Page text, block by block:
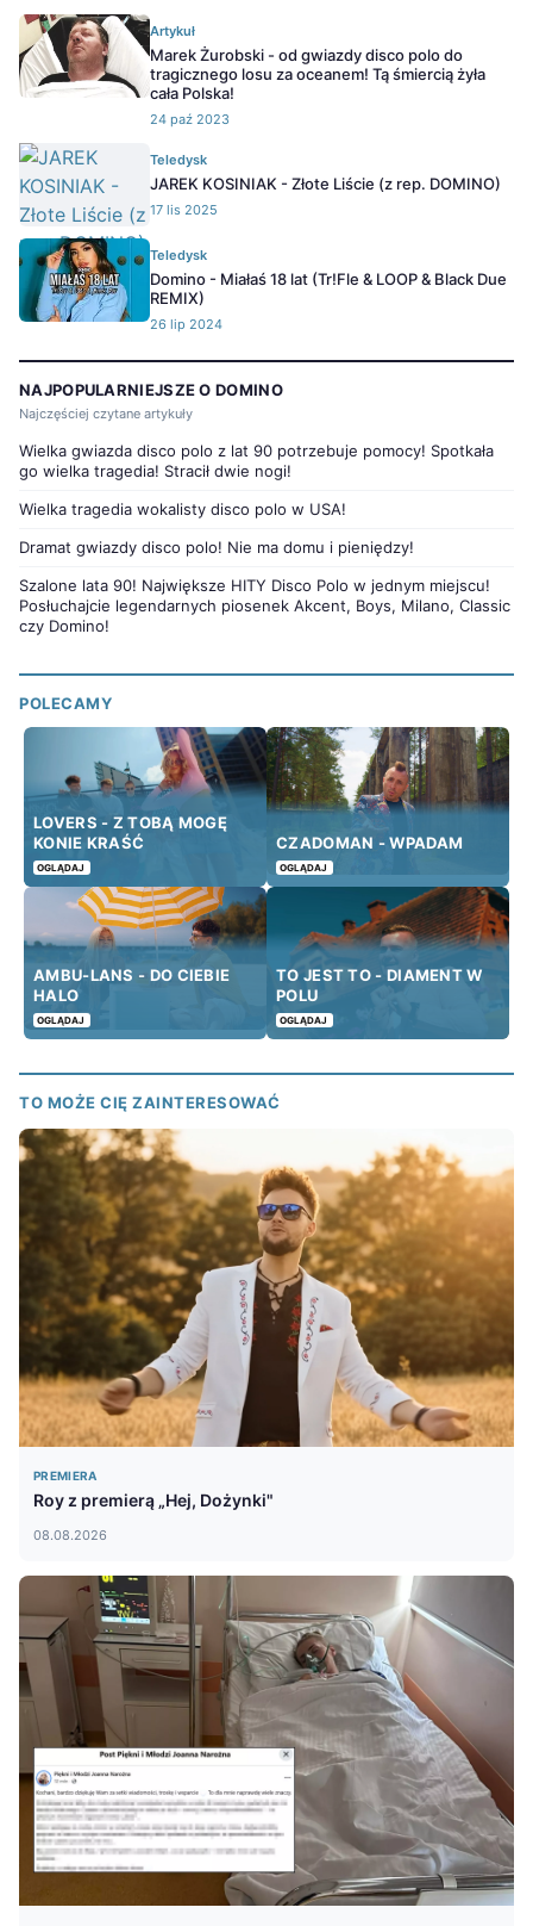
Artykuł
Marek Żurobski - od gwiazdy disco polo do
tragicznego losu za oceanem! Tą śmiercią żyła
cała Polska!
24 paź 2023
Teledysk
JAREK KOSINIAK - Złote Liście (z rep. DOMINO)
17 lis 2025
Teledysk
Domino - Miałaś 18 lat (Tr!Fle & LOOP & Black Due
REMIX)
26 lip 2024
NAJPOPULARNIEJSZE O DOMINO
Najczęściej czytane artykuły
Wielka gwiazda disco polo z lat 90 potrzebuje pomocy! Spotkała
go wielka tragedia! Stracił dwie nogi!
Wielka tragedia wokalisty disco polo w USA!
Dramat gwiazdy disco polo! Nie ma domu i pieniędzy!
Szalone lata 90! Największe HITY Disco Polo w jednym miejscu!
Posłuchajcie legendarnych piosenek Akcent, Boys, Milano, Classic
czy Domino!
POLECAMY
LOVERS - Z TOBĄ MOGĘ
KONIE KRAŚĆ
OGLĄDAJ
CZADOMAN - WPADAM
OGLĄDAJ
AMBU-LANS - DO CIEBIE
HALO
OGLĄDAJ
TO JEST TO - DIAMENT W
POLU
OGLĄDAJ
TO MOŻE CIĘ ZAINTERESOWAĆ
PREMIERA
Roy z premierą „Hej, Dożynki"
08.08.2026